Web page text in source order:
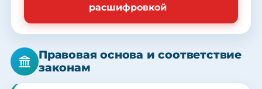
расшифровкой
Правовая основа и соответствие
законам